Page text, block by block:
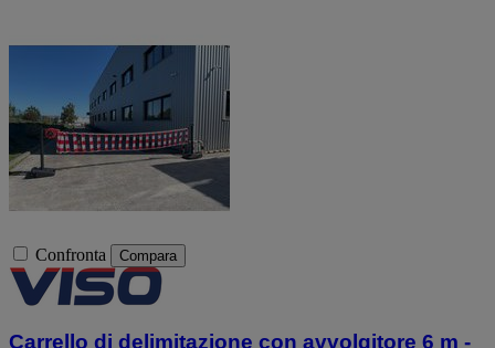
Confronta Compara
Carrello di delimitazione con avvolgitore 6 m -